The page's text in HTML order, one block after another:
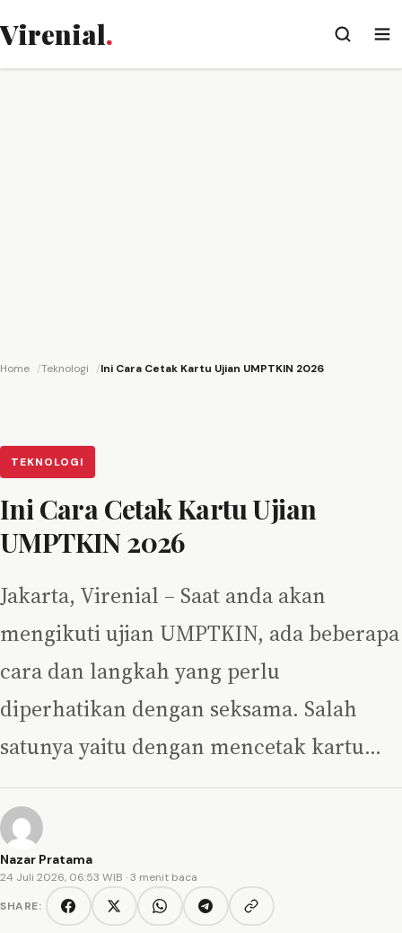
Virenial.
Home Teknologi Ini Cara Cetak Kartu Ujian UMPTKIN 2026
TEKNOLOGI
Ini Cara Cetak Kartu Ujian
UMPTKIN 2026
Jakarta, Virenial – Saat anda akan
mengikuti ujian UMPTKIN, ada beberapa
cara dan langkah yang perlu
diperhatikan dengan seksama. Salah
satunya yaitu dengan mencetak kartu…
Nazar Pratama
24 Juli 2026, 06:53 WIB · 3 menit baca
SHARE:
FacebookTwitter/XWhatsAppTelegramCopy link